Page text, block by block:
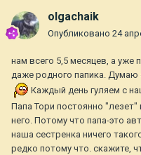
olgachaik
Опубликовано 24
нам всего 5,5 месяцев, а уже
даже родного папика. Думаю
Каждый день гуляем с
Папа Тори постоянно
него. Потому что папа-это
наша сестренка ничего
редко потому что. скажите,